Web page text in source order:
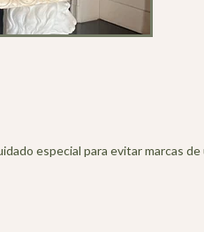
especial para evitar marcas